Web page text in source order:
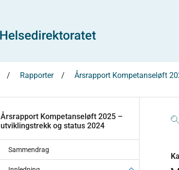
Rapporter Årsrapport Kompetanseløft
Årsrapport Kompetanseløft 2025 –
utviklingstrekk og status 2024
Sammendrag